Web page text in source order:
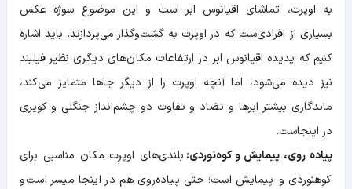
به اوپرت، تماشای اقیانوس ابر است و این موضوع سوژه عکس
بسیاری از افرادی‌ست که در اوپرت به گشت‌و‌گذار می‌پردازند. باید اشاره
کنیم که پدیده اقیانوس ابر در ارتفاعات مکان‌های دیگری نظیر فیلبند
نیز دیده می‌شود، اما آنچه اوپرت را از دیگر جاها متمایز می‌کند،
ماندگاری بیشتر ابرها و تضاد و تفاوت دو چشم‌انداز جنگلی و کویری
در اینجاست.
پیاده روی، پیمایش و كوه‌نوردی: بلندی‌های اوپرت مکان مناسبی برای
کوهنوردی و پیمایش است؛ حتی پیاده‌روی هم در اینجا میسر است و